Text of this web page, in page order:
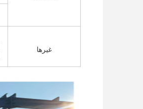
غيرها